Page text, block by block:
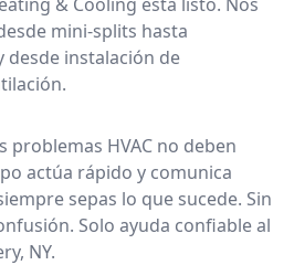
mini-splits hasta
desde instalación de
problemas HVAC no deben
actúa rápido y comunica
sepas lo que sucede. Sin
Solo ayuda confiable al
NY.